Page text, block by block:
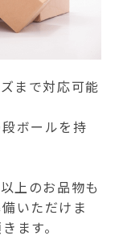
まで対応可能
ボールを持
上のお品物も
いただけま
ます。